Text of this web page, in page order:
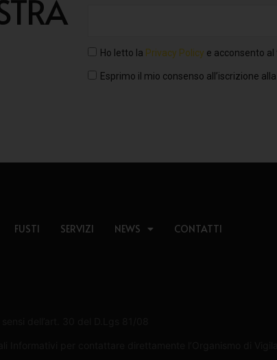
Ho letto la Privacy Policy e acconsento
Esprimo il mio consenso all’iscrizione
FUSTI SERVIZI NEWS CONTATTI